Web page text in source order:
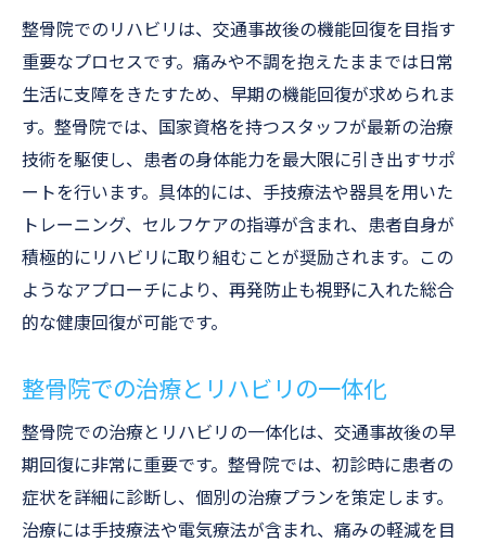
整骨院でのリハビリは、交通事故後の機能回復を目指す
重要なプロセスです。痛みや不調を抱えたままでは日常
生活に支障をきたすため、早期の機能回復が求められま
す。整骨院では、国家資格を持つスタッフが最新の治療
技術を駆使し、患者の身体能力を最大限に引き出すサポ
ートを行います。具体的には、手技療法や器具を用いた
トレーニング、セルフケアの指導が含まれ、患者自身が
積極的にリハビリに取り組むことが奨励されます。この
ようなアプローチにより、再発防止も視野に入れた総合
的な健康回復が可能です。
整骨院での治療とリハビリの一体化
整骨院での治療とリハビリの一体化は、交通事故後の早
期回復に非常に重要です。整骨院では、初診時に患者の
症状を詳細に診断し、個別の治療プランを策定します。
治療には手技療法や電気療法が含まれ、痛みの軽減を目